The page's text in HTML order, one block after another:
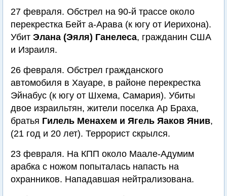
27 февраля. Обстрел на 90-й трассе около
перекрестка Бейт а-Арава (к югу от Иерихона).
Убит Элана (Эяля) Ганелеса, гражданин США
и Израиля.
26 февраля. Обстрел гражданского
автомобиля в Хауаре, в районе перекрестка
Эйнабус (к югу от Шхема, Самария). Убиты
двое израильтян, жители поселка Ар Браха,
братья Гилель Менахем и Ягель Яаков Янив,
(21 год и 20 лет). Террорист скрылся.
23 февраля. На КПП около Маале-Адумим
арабка с ножом попыталась напасть на
охранников. Нападавшая нейтрализована.